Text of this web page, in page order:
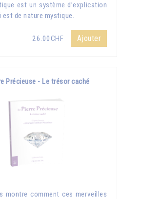
est un système d’explication
est de nature mystique.
26.00CHF Ajouter
Précieuse - Le trésor caché
montre comment ces merveilles